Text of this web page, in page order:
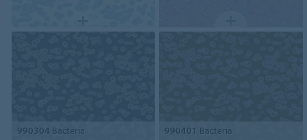
990304 Bacteria 990401 Bacteria